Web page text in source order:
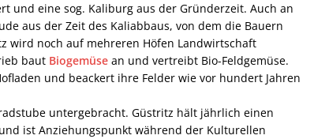
und eine sog. Kaliburg aus der Gründerzeit. Auch an
aus der Zeit des Kaliabbaus, von dem die Bauern
wird noch auf mehreren Höfen Landwirtschaft
baut Biogemüse an und vertreibt Bio-Feldgemüse.
und beackert ihre Felder wie vor hundert Jahren
untergebracht. Güstritz hält jährlich einen
ist Anziehungspunkt während der Kulturellen